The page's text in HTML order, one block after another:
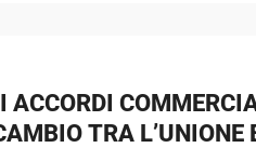
TRA L’UNIONE